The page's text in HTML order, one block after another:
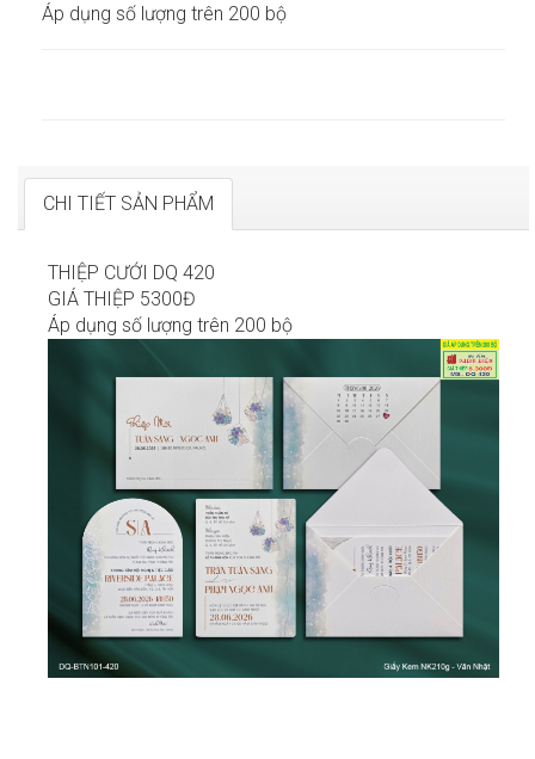
Áp dụng số lượng trên 200 bộ
CHI TIẾT SẢN PHẨM
THIỆP CƯỚI DQ 420
GIÁ THIỆP 5300Đ
Áp dụng số lượng trên 200 bộ